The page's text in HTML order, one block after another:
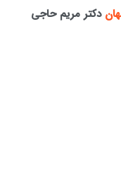
دکتر مریم حاجی